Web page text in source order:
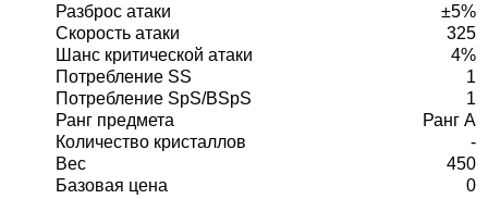
Разброс атаки
±5%
Скорость атаки
325
Шанс критической атаки
4%
Потребление SS
1
Потребление SpS/BSpS
1
Ранг предмета
Ранг A
Количество кристаллов
-
Вес
450
Базовая цена
0